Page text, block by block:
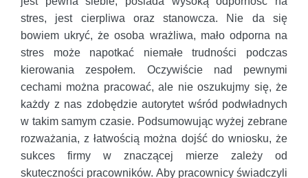
stres, jest cierpliwa oraz stanowcza. Nie da się
bowiem ukryć, że osoba wrażliwa, mało odporna na
stres może napotkać niemałe trudności podczas
kierowania zespołem. Oczywiście nad pewnymi
cechami można pracować, ale nie oszukujmy się, że
każdy z nas zdobędzie autorytet wśród podwładnych
w takim samym czasie. Podsumowując wyżej zebrane
rozważania, z łatwością można dojść do wniosku, że
sukces firmy w znaczącej mierze zależy od
skuteczności pracowników. Aby pracownicy świadczyli